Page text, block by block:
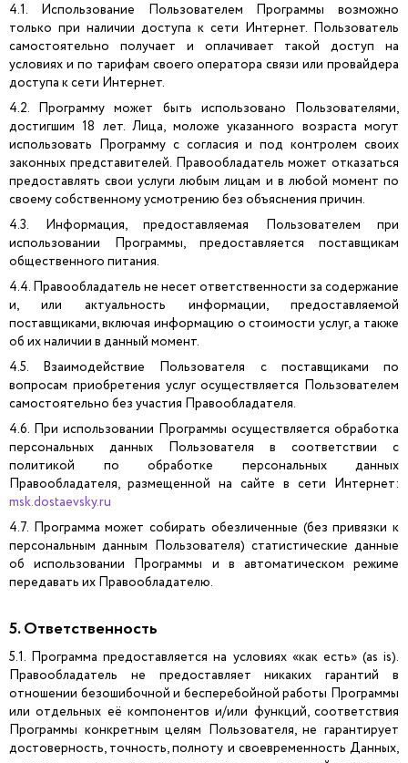
4.1. Использование Пользователем Программы возможно
только при наличии доступа к сети Интернет. Пользователь
самостоятельно получает и оплачивает такой доступ на
условиях и по тарифам своего оператора связи или провайдера
доступа к сети Интернет.
4.2. Программу может быть использовано Пользователями,
достигшим 18 лет. Лица, моложе указанного возраста могут
использовать Программу с согласия и под контролем своих
законных представителей. Правообладатель может отказаться
предоставлять свои услуги любым лицам и в любой момент по
своему собственному усмотрению без объяснения причин.
4.3. Информация, предоставляемая Пользователем при
использовании Программы, предоставляется поставщикам
общественного питания.
4.4. Правообладатель не несет ответственности за содержание
и, или актуальность информации, предоставляемой
поставщиками, включая информацию о стоимости услуг, а также
об их наличии в данный момент.
4.5. Взаимодействие Пользователя с поставщиками по
вопросам приобретения услуг осуществляется Пользователем
самостоятельно без участия Правообладателя.
4.6. При использовании Программы осуществляется обработка
персональных данных Пользователя в соответствии с
политикой по обработке персональных данных
Правообладателя, размещенной на сайте в сети Интернет:
msk.dostaevsky.ru
4.7. Программа может собирать обезличенные (без привязки к
персональным данным Пользователя) статистические данные
об использовании Программы и в автоматическом режиме
передавать их Правообладателю.
5. Ответственность
5.1. Программа предоставляется на условиях «как есть» (as is).
Правообладатель не предоставляет никаких гарантий в
отношении безошибочной и бесперебойной работы Программы
или отдельных её компонентов и/или функций, соответствия
Программы конкретным целям Пользователя, не гарантирует
достоверность, точность, полноту и своевременность Данных,